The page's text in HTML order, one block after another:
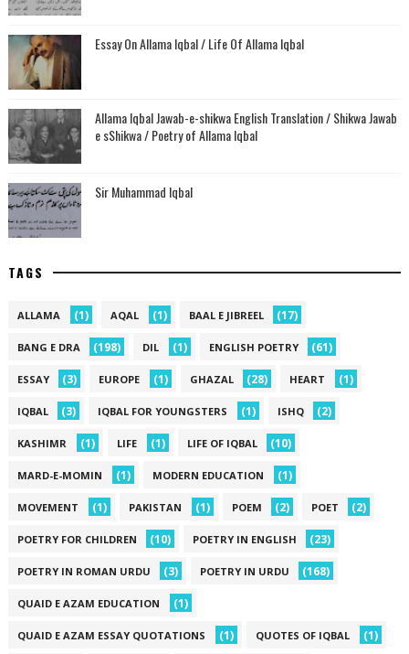
Essay On Allama Iqbal / Life Of Allama Iqbal
Allama Iqbal Jawab-e-shikwa English Translation / Shikwa Jawab
e sShikwa / Poetry of Allama Iqbal
Sir Muhammad Iqbal
TAGS
ALLAMA (1) AQAL (1) BAAL E JIBREEL (17)
BANG E DRA (198) DIL (1) ENGLISH POETRY (61)
ESSAY (3) EUROPE (1) GHAZAL (28) HEART (1)
IQBAL (3) IQBAL FOR YOUNGSTERS (1) ISHQ (2)
KASHIMR (1) LIFE (1) LIFE OF IQBAL (10)
MARD-E-MOMIN (1) MODERN EDUCATION (1)
MOVEMENT (1) PAKISTAN (1) POEM (2) POET (2)
POETRY FOR CHILDREN (10) POETRY IN ENGLISH (23)
POETRY IN ROMAN URDU (3) POETRY IN URDU (168)
QUAID E AZAM EDUCATION (1)
QUAID E AZAM ESSAY QUOTATIONS (1) QUOTES OF IQBAL (1)